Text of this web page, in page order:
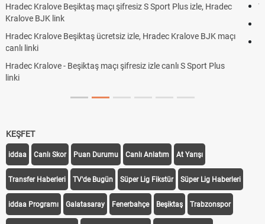
Trivela Nedir? Trivela Vuruşu Nasıl Yapılır?
Röveşata Nedir? Röveşata Vuruşu Nasıl Yapılır?
Plonjon Nedir? Kalecilikte Plonjon Hareketi Nasıl Yapılır?
Transfer Haberleri TV'de Bugün Süper Lig Fikstür Süper Lig Haberleri
iddaa Programı Galatasaray Fenerbahçe Beşiktaş Trabzonspor
Galatasaray Transfer Fenerbahçe Transfer Beşiktaş Transfer
Trabzonspor Transfer Canlı İzle iddaa Sonuçları Aktif Sayaç